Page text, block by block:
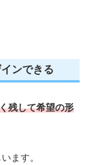
ンできる
残して希望の形
ます。